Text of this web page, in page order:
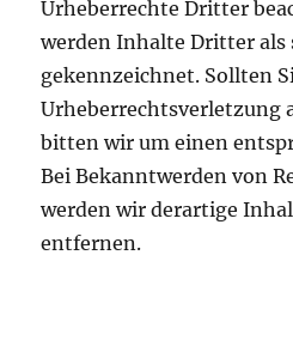
Urheberrechte Dritter
werden Inhalte Dritter als
gekennzeichnet. Sollten
Urheberrechtsverletzung
bitten wir um einen
Bei Bekanntwerden von
werden wir derartige
entfernen.